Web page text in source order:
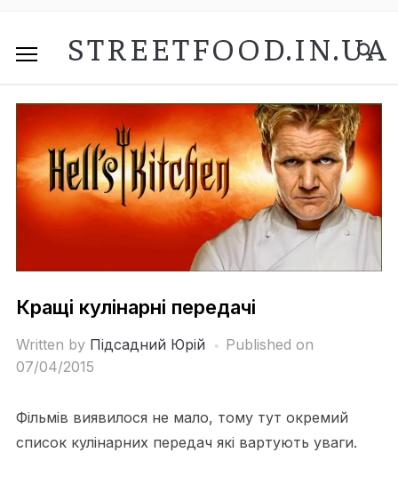
STREETFOOD.IN.UA
Кращі кулінарні передачі
Written by Підсадний Юрій
Published on
07/04/2015
Фільмів виявилося не мало, тому тут окремий
список кулінарних передач які вартують уваги.